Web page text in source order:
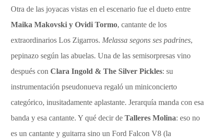
Otra de las joyacas vistas en el escenario fue el dueto entre
Maika Makovski y Ovidi Tormo, cantante de los
extraordinarios Los Zigarros. Melassa segons ses padrines,
pepinazo según las abuelas. Una de las semisorpresas vino
después conClara Ingold & The Silver Pickles: su
instrumentación pseudonueva regaló un miniconcierto
categórico, inusitadamente aplastante. Jerarquía manda con esa
banda y esa cantante. Y qué decir deTalleres Molina: eso no
es un cantante y guitarra sino un Ford Falcon V8 (la